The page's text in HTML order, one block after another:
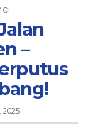
–
2025